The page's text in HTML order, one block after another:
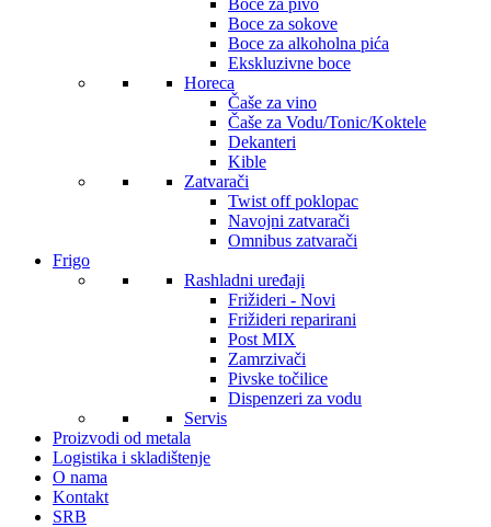
Boce za sokove
Boce za alkoholna pića
Ekskluzivne boce
Horeca
Čaše za vino
Čaše za Vodu/Tonic/Koktele
Dekanteri
Kible
Zatvarači
Twist off poklopac
Navojni zatvarači
Omnibus zatvarači
Frigo
Rashladni uređaji
Frižideri - Novi
Frižideri reparirani
Post MIX
Zamrzivači
Pivske točilice
Dispenzeri za vodu
Servis
Proizvodi od metala
Logistika i skladištenje
O nama
Kontakt
SRB